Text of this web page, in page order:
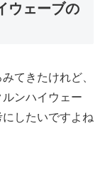
ウェーブの
てきたけれど、
ンハイウェー
したいですよね